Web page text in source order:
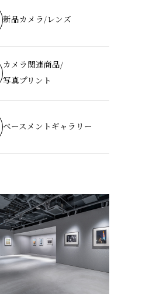
新品カメラ/レンズ
カメラ関連商品/
写真プリント
ベースメントギャラリー